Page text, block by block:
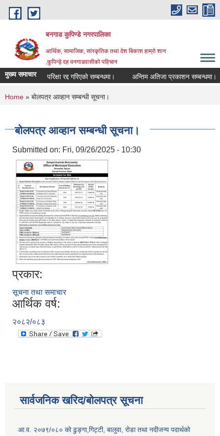
Skip to main content
बनगाड कुपिण्डे नगरपालिका
आर्थिक, सामाजिक, सांस्कृतिक तथा देश बिकाश हाम्रो शान
,कुपिन्ड़े दह वनगाडवासीको पहिचान
मुख्य समाचारपरिक्षा रद्द गरिएको सम्बन्धमा। अन्तिम अतिजा प्रकाशन सम्बन्धमा।
You are here
Home » बोलपत्र आव्हान सम्बन्धी सूचना।
बोलपत्र आव्हान सम्बन्धी सूचना।
Submitted on: Fri, 09/26/2025 - 10:30
प्रकार:
सूचना तथा समाचार
आर्थिक वर्ष:
२०८२/०८३
सार्वजनिक खरिद/बोलपत्र सूचना
आ.व. २०७९/०८० को ढुङ्गा,गिट्टी, बालुवा, रोडा तथा नदीजन्य पदार्थको